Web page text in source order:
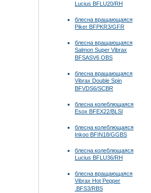
Lucius BFLU20/RH
блесна вращающаяся
Piker BFPKR3/GFR
блесна вращающаяся
Salmon Super Vibrax
BFSASV6 OBS
блесна вращающаяся
Vibrax Double Spin
BFVDS6/SCBR
блесна колеблющаяся
Esox BFEX22/BLSI
блесна колеблющаяся
Inkoo BFIN18/GGBS
блесна колеблющаяся
Lucius BFLU36/RH
блесна вращающаяся
Vibrax Hot Pepper
.BFS3/RBS